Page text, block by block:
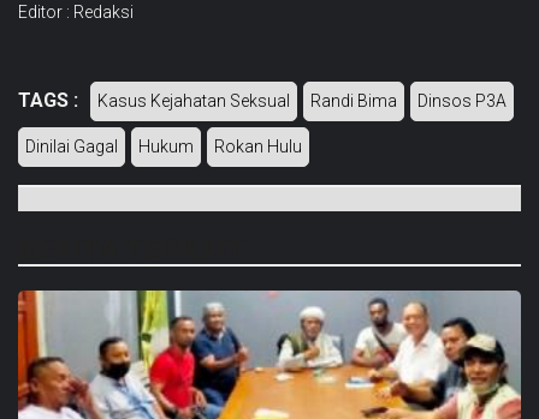
Editor : Redaksi
TAGS : Kasus Kejahatan Seksual Randi Bima Dinsos P3A
Dinilai Gagal Hukum Rokan Hulu